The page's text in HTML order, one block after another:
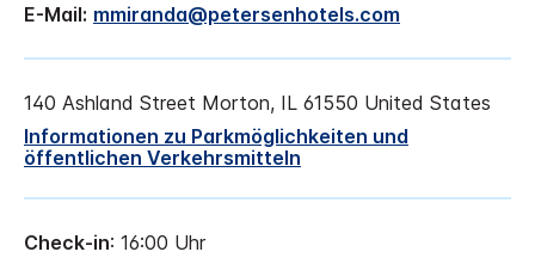
E-Mail: mmiranda@petersenhotels.com
140 Ashland Street Morton, IL 61550 United States
Informationen zu Parkmöglichkeiten und
öffentlichen Verkehrsmitteln
Check-in: 16:00 Uhr